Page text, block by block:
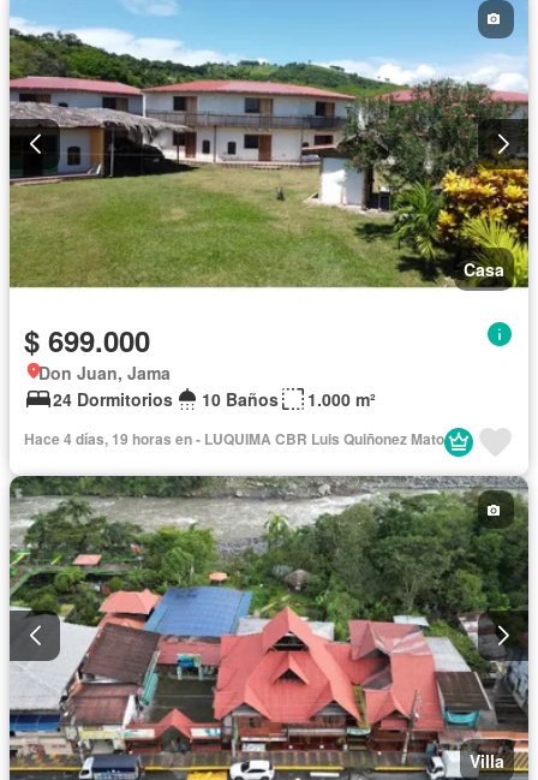
Casa
$ 699.000
Don Juan, Jama
24 Dormitorios
10 Baños 1.000 m²
Hace 4 días, 19 horas en - LUQUIMA CBR Luis Quiñonez Mato
Villa